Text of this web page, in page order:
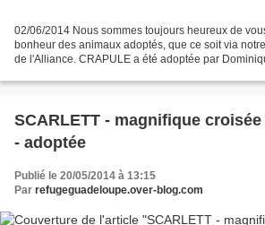
02/06/2014 Nous sommes toujours heureux de
bonheur des animaux adoptés, que ce soit via
de l'Alliance. CRAPULE a été adoptée par
SCARLETT - magnifique
- adoptée
Publié le 20/05/2014 à 13:15
Par refugeguadeloupe.over-blog.com